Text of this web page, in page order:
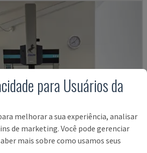
para Usuários da
melhorar a sua experiência, analisar
de marketing. Você pode gerenciar
mais sobre como usamos seus